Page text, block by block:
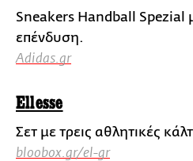
Sneakers Handball Spezial
επένδυση.
Adidas.gr
Ellesse
Σετ με τρεις αθλητικές
bloobox.gr/el-gr